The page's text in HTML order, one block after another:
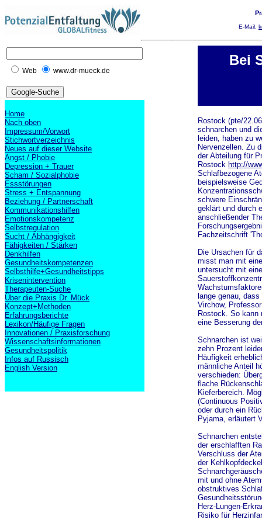
E-Mail:
Web www.dr-mueck.de
Home
Nach oben
Impressum/Vorwort
Stichwortverzeichnis
Neues auf dieser Website
Angst / Phobie
Depression + Trauer
Scham / Sozialphobie
Essstörungen
Stress + Entspannung
Beziehung / Partnerschaft
Kommunikationshilfen
Emotionskompetenz
Selbstregulation
Sucht / Abhängigkeit
Fähigkeiten / Stärken
Denkhilfen
Gesundheitskompetenzen
Selbsthilfe+Gesundheitstipps
Krisenintervention
Therapeuten-Suche
Über die Praxis Dr. Mück
Konzept+Methoden
Erfahrungsberichte
Lexikon/Häufige Fragen
Innovationen / Praxisforschung
Wissenschaftsinformationen
Gesundheitspolitik
Infos auf Russisch
English Version
Bei
Rostock (pte/
schnarchen und
leiden, haben zu
Nervenzellen. Zu
der Abteilung für
Rostock http://
Schlafbezogene
beispielsweise
schwere
geklärt und durch
anschließender
Fachzeitschrift
Die Ursachen für
misst man mit
untersucht mit
lange genau,
Virchow,
Rostock. So kann
eine Besserung
Schnarchen ist
zehn Prozent
Häufigkeit
männliche Anteil
verschieden:
flache
Kieferbereich.
(Continuous
oder durch ein
Pyjama, erläutert
Schnarchen
der erschlafften
Verschluss der
der
mit und ohne
obstruktives
Herz-Lungen-
Risiko für